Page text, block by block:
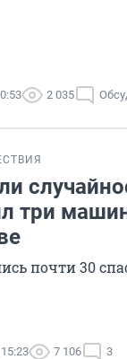
2 035
три
почти 30
7 106 3